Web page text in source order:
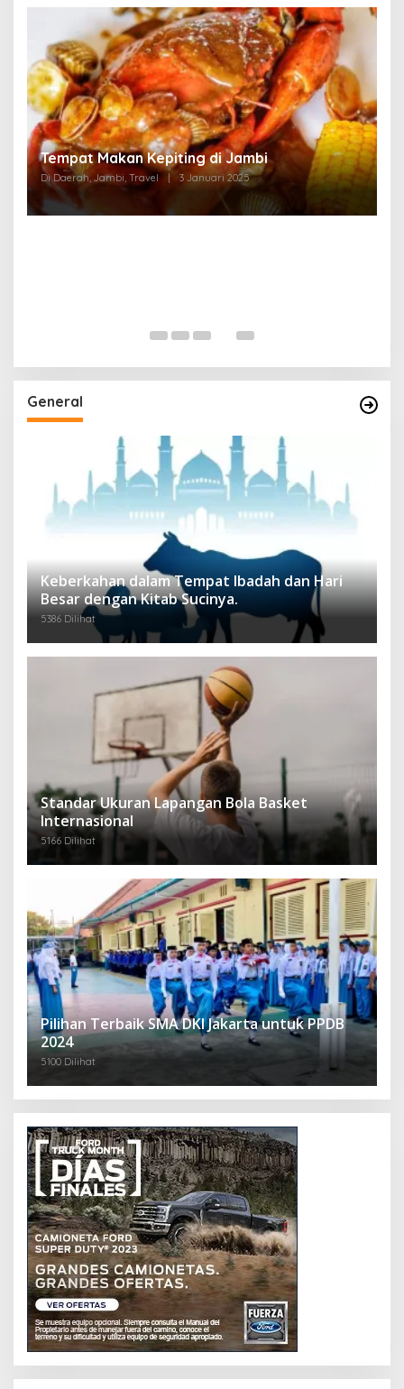
Tempat Makan di Thehok Jambi
Di Daerah, Jambi, Travel | 3 Januari 2025
General
Keberkahan dalam Tempat Ibadah dan Hari
Besar dengan Kitab Sucinya.
5386 Dilihat
Standar Ukuran Lapangan Bola Basket
Internasional
5166 Dilihat
Pilihan Terbaik SMA DKI Jakarta untuk PPDB
2024
5100 Dilihat